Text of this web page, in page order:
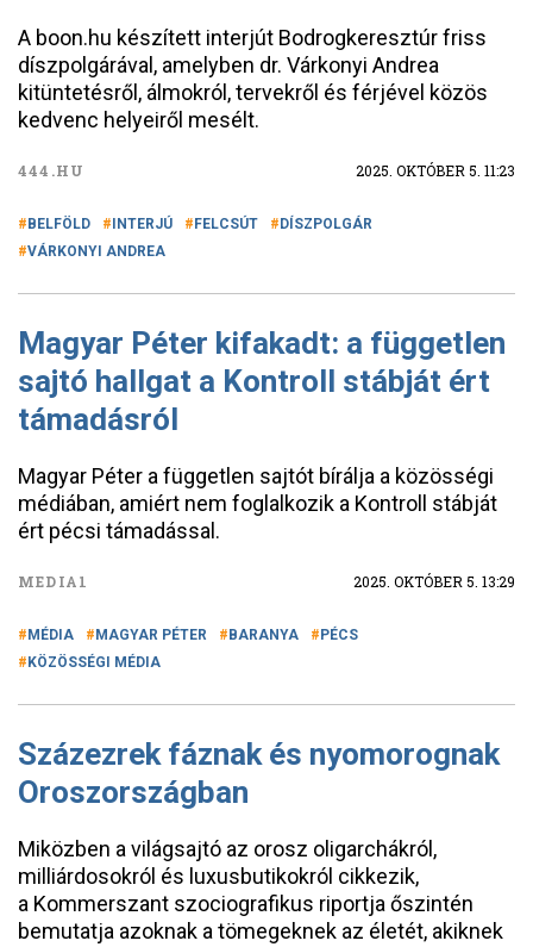
A boon.hu készített interjút Bodrogkeresztúr friss
díszpolgárával, amelyben dr. Várkonyi Andrea
kitüntetésről, álmokról, tervekről és férjével közös
kedvenc helyeiről mesélt.
444.HU 2025. OKTÓBER 5. 11:23
BELFÖLD INTERJÚ FELCSÚT
DÍSZPOLGÁR
VÁRKONYI ANDREA
Magyar Péter kifakadt: a független
sajtó hallgat a Kontroll stábját ért
támadásról
Magyar Péter a független sajtót bírálja a közösségi
médiában, amiért nem foglalkozik a Kontroll stábját
ért pécsi támadással.
MEDIA1 2025. OKTÓBER 5. 13:29
MÉDIA MAGYAR PÉTER BARANYA
PÉCS
KÖZÖSSÉGI MÉDIA
Százezrek fáznak és nyomorognak
Oroszországban
Miközben a világsajtó az orosz oligarchákról,
milliárdosokról és luxusbutikokról cikkezik,
a Kommerszant szociografikus riportja őszintén
bemutatja azoknak a tömegeknek az életét, akiknek